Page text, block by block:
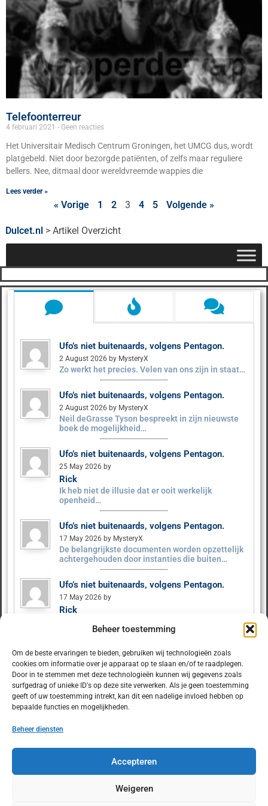
Beheer toestemming
Om de beste ervaringen te bieden, gebruiken wij technologieën zoals
cookies om informatie over je apparaat op te slaan en/of te raadplegen.
Door in te stemmen met deze technologieën kunnen wij gegevens zoals
surfgedrag of unieke ID's op deze site verwerken. Als je geen toestemming
geeft of uw toestemming intrekt, kan dit een nadelige invloed hebben op
bepaalde functies en mogelijkheden.
Beheer diensten
Accepteren
Weigeren
Telefoonterreur
4 februari 2021 Geen reacties
Het Universitair Medisch Centrum Groningen, het UMCG dus, wordt
platgebeld. Niet door bezorgde patiënten, of zelfs maar reguliere
bellers. Nee, ditmaal door wereldvreemde wappies die
Lees verder »
« Vorige 1 2 3 4 5 Volgende »
Dulcet.nl > Artikel Overzicht
Ufo’s niet buitenaards, volgens Pentagon.
2 August 2026 by MysteryX
Zo werkt het precies. Velen van ons zijn in staat…
Ufo’s niet buitenaards, volgens Pentagon.
2 August 2026 by MysteryX
Neil deGrasse Tyson bespreekt in zijn nieuwste
boek de mogelijkheid…
Ufo’s niet buitenaards, volgens Pentagon.
25 May 2026 by
Rick
Ik heb niet de illusie dat er ooit werkelijk
openheid…
Ufo’s niet buitenaards, volgens Pentagon.
17 May 2026 by MysteryX
De belangrijkste documenten worden opzettelijk
achtergehouden door instanties die buiten…
Ufo’s niet buitenaards, volgens Pentagon.
17 May 2026 by
Rick
Ufo’s niet buitenaards, volgens Pentagon.
9 May 2026 by MysteryX
Het Pentagon heeft ruim 160 UFO‑dossiers
vrijgegeven. Er zijn geen…
© 2025 Dulcet.nl